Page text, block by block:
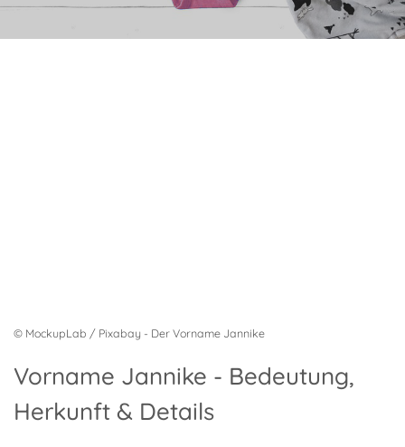
© MockupLab / Pixabay - Der Vorname Jannike
Vorname Jannike - Bedeutung,
Herkunft & Details